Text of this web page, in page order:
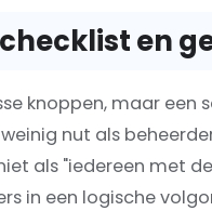
en
knoppen, maar een
nut als
als "iedereen met
in een logische